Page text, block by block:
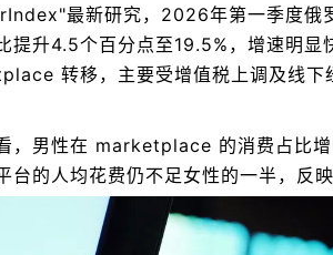
最新研究，2026年第一季度俄
提升4.5个百分点至19.5%，增速明
转移，主要受增值税上调及线下
，男性在 marketplace 的消费占比
台的人均花费仍不足女性的一半，反